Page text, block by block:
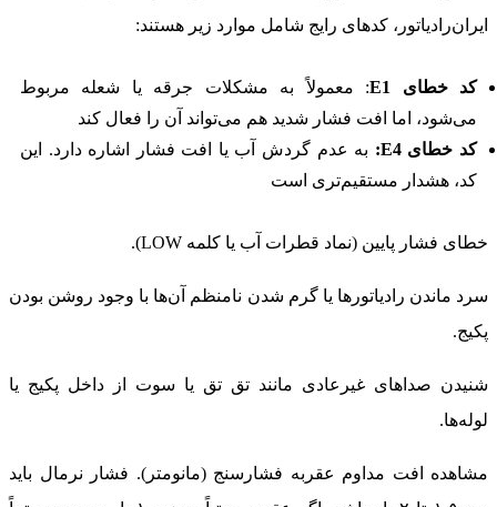
ایران‌رادیاتور، کدهای رایج شامل موارد زیر هستند:
کد خطای E1
: معمولاً به مشکلات جرقه یا شعله مربوط
می‌شود، اما افت فشار شدید هم می‌تواند آن را فعال کند
کد خطای E4:
به عدم گردش آب یا افت فشار اشاره دارد. این
کد، هشدار مستقیم‌تری است
خطای فشار پایین (نماد قطرات آب یا کلمه LOW).
سرد ماندن رادیاتورها یا گرم شدن نامنظم آن‌ها با وجود روشن بودن
پکیج.
شنیدن صداهای غیرعادی مانند تق تق یا سوت از داخل پکیج یا
لوله‌ها.
مشاهده افت مداوم عقربه فشارسنج (مانومتر). فشار نرمال باید